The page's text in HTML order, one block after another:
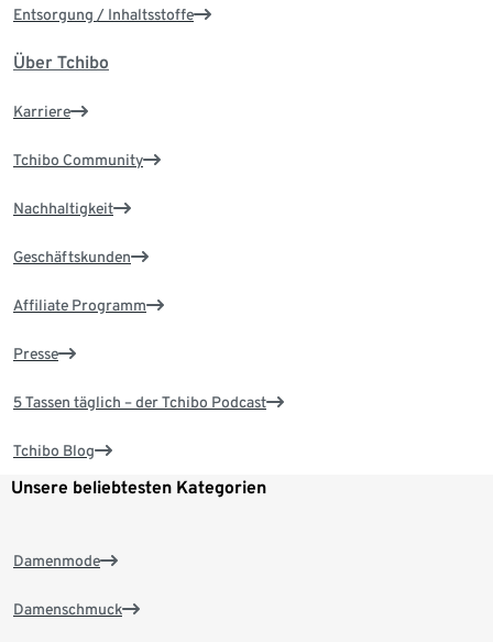
Entsorgung / Inhaltsstoffe
Über Tchibo
Karriere
Tchibo Community
Nachhaltigkeit
Geschäftskunden
Affiliate Programm
Presse
5 Tassen täglich – der Tchibo Podcast
Tchibo Blog
Unsere beliebtesten Kategorien
Damenmode
Damenschmuck